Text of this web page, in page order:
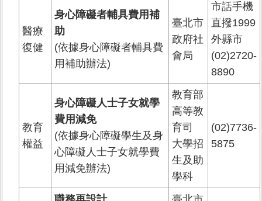
醫療
復健
身心障礙者輔具費用補
助
(依據身心障礙者輔具費
用補助辦法)
臺北市
政府社
會局
市話手機
直撥1999
外縣市
(02)2720-
8890
教育
權益
身心障礙人士子女就學
費用減免
(依據身心障礙學生及身
心障礙人士子女就學費
用減免辦法)
教育部
高等教
育司
大學招
生及助
學科
(02)7736-
5875